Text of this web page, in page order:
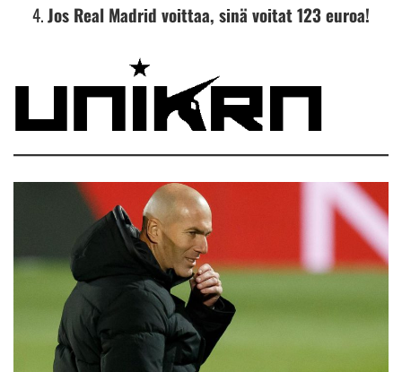
Jos Real Madrid voittaa, sinä voitat 123 euroa!